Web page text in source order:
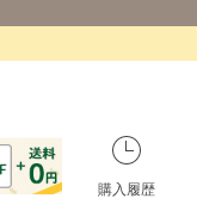
購入履歴